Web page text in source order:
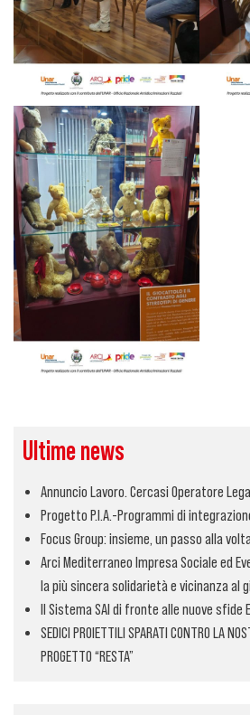
Ultime news
Annuncio Lavoro. Cercasi Operatore
Progetto P.I.A.-Programmi di
Focus Group: insieme, un passo alla
Arci Mediterraneo Impresa Sociale ed
la più sincera solidarietà e vicinanza al
Il Sistema SAI di fronte alle nuove sfide
SEDICI PROIETTILI SPARATI CONTRO LA
PROGETTO “RESTA”